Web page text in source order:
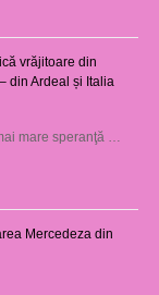
vrăjitoare din
din Ardeal și Italia
mare speranţă …
Mercedeza din